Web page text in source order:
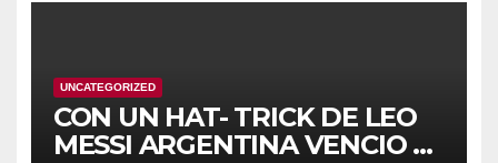
UNCATEGORIZED
CON UN HAT- TRICK DE LEO
MESSI ARGENTINA VENCIO A